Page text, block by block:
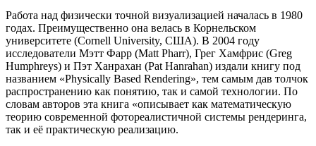
Работа над физически точной визуализацией началась в 1980
годах. Преимущественно она велась в Корнельском
университете (Cornell University, США). В 2004 году
исследователи Мэтт Фарр (Matt Pharr), Грег Хамфрис (Greg
Humphreys) и Пэт Ханрахан (Pat Hanrahan) издали книгу под
названием «Physically Based Rendering», тем самым дав толчок
распространению как понятию, так и самой технологии. По
словам авторов эта книга «описывает как математическую
теорию современной фотореалистичной системы рендеринга,
так и её практическую реализацию.